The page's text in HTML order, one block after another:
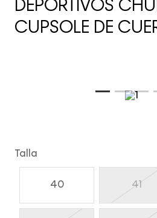
DEPORTIVOS
CUPSOLE DE
Talla
40 41